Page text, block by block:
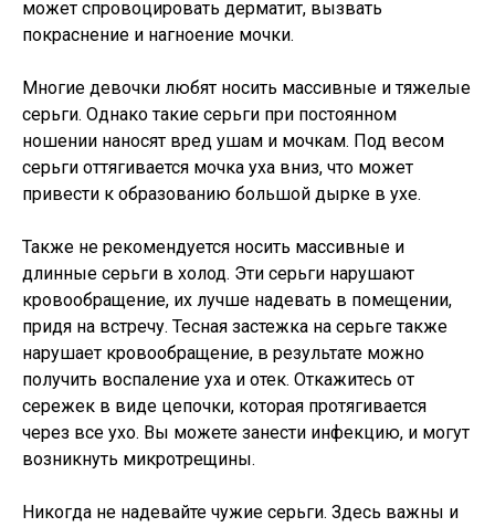
может спровоцировать дерматит, вызвать
покраснение и нагноение мочки.
Многие девочки любят носить массивные и тяжелые
серьги. Однако такие серьги при постоянном
ношении наносят вред ушам и мочкам. Под весом
серьги оттягивается мочка уха вниз, что может
привести к образованию большой дырке в ухе.
Также не рекомендуется носить массивные и
длинные серьги в холод. Эти серьги нарушают
кровообращение, их лучше надевать в помещении,
придя на встречу. Тесная застежка на серьге также
нарушает кровообращение, в результате можно
получить воспаление уха и отек. Откажитесь от
сережек в виде цепочки, которая протягивается
через все ухо. Вы можете занести инфекцию, и могут
возникнуть микротрещины.
Никогда не надевайте чужие серьги. Здесь важны и